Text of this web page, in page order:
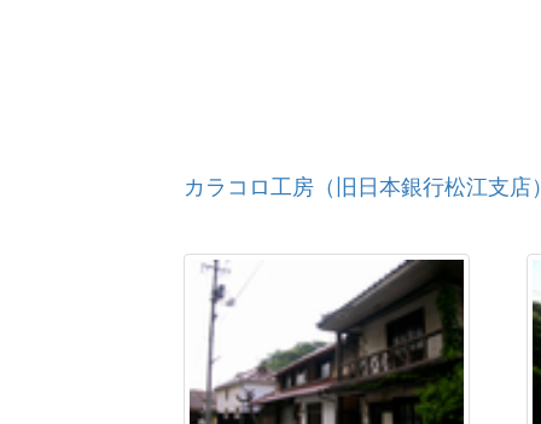
カラコロ工房（旧日本銀行松江支店